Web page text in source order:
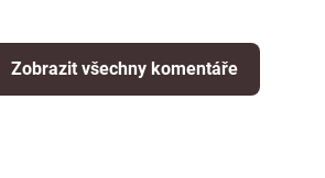
Zobrazit všechny komentáře